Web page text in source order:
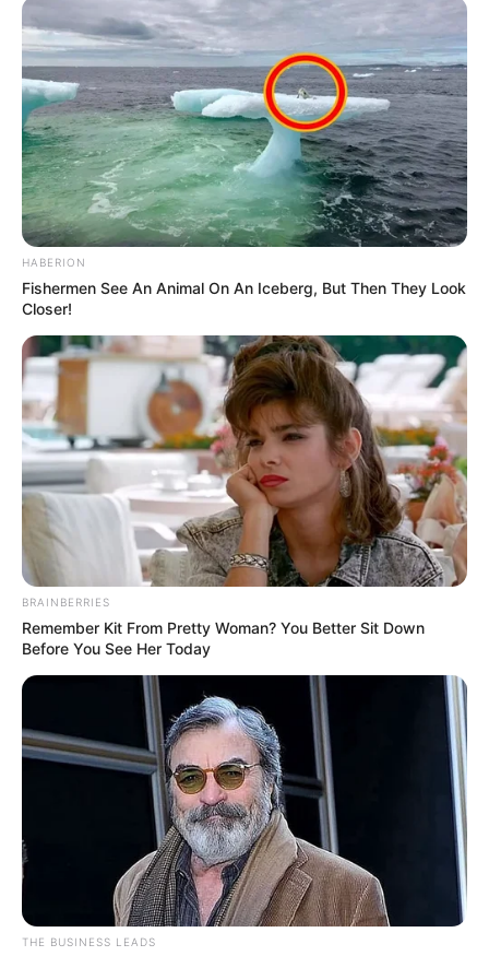
HABERION
Fishermen See An Animal On An Iceberg, But Then They Look
Closer!
BRAINBERRIES
Remember Kit From Pretty Woman? You Better Sit Down
Before You See Her Today
THE BUSINESS LEADS